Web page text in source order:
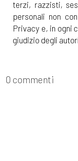
terzi, razzisti,
personali non
Privacy e, in ogni
giudizio degli
0 commenti